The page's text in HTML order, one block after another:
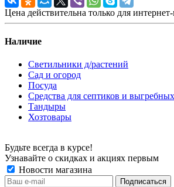
Цена действительна только для
Наличие
Светильники д/растений
Сад и огород
Посуда
Средства для септиков и
Тандыры
Хозтовары
Будьте всегда в курсе!
Узнавайте о скидках и акциях первым
Новости магазина